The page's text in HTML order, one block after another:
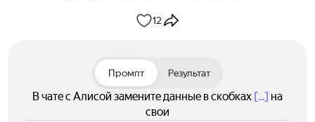
12
Промпт Результат
В чате с Алисой замените данные в скобках [...] на
свои